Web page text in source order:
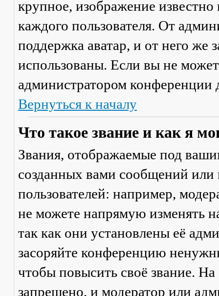
крупное, изображение
каждого пользователя. От
поддержка аватар, и от него же
использованы. Если вы не
администратором конференции
Вернуться к началу
Что такое звание и как я
Звания, отображаемые под
созданных вами сообщений
пользователей: например,
не можете напрямую изменять
так как они установлены её
засоряйте конференцию
чтобы повысить своё звание.
запрещено, и модератор или